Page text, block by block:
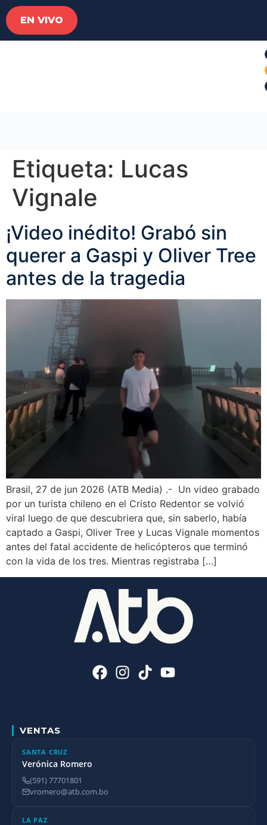
EN VIVO
Etiqueta: Lucas
Vignale
¡Video inédito! Grabó sin
querer a Gaspi y Oliver Tree
antes de la tragedia
Brasil, 27 de jun 2026 (ATB Media) .- Un video grabado
por un turista chileno en el Cristo Redentor se volvió
viral luego de que descubriera que, sin saberlo, había
captado a Gaspi, Oliver Tree y Lucas Vignale momentos
antes del fatal accidente de helicópteros que terminó
con la vida de los tres. Mientras registraba […]
VENTAS
SANTA CRUZ
Verónica Romero
(591) 77701801
vromero@atb.com.bo
LA PAZ